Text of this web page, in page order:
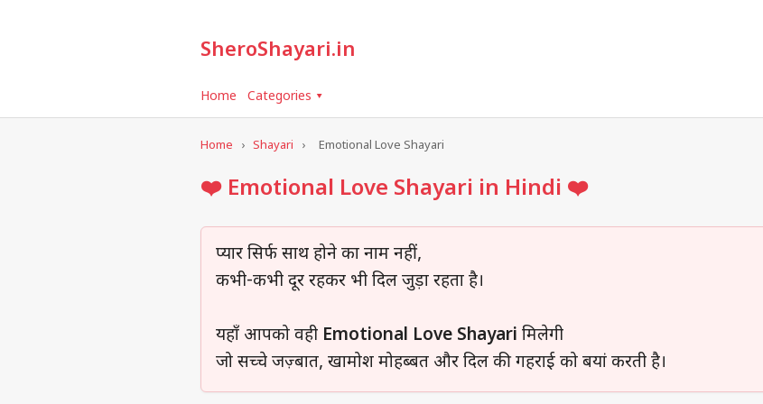
SheroShayari.in
Home Categories ▾
Home › Shayari › Emotional Love Shayari
❤️ Emotional Love Shayari in Hindi ❤️
प्यार सिर्फ साथ होने का नाम नहीं,
कभी-कभी दूर रहकर भी दिल जुड़ा रहता है।
यहाँ आपको वही Emotional Love Shayari मिलेगी
जो सच्चे जज़्बात, खामोश मोहब्बत और दिल की गहराई को बयां करती है।